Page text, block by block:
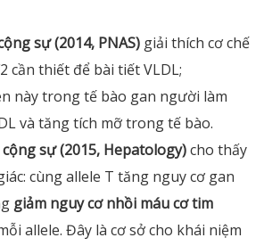
sự (2014, PNAS) giải thích cơ chế
cần thiết để bài tiết VLDL;
này trong tế bào gan người làm
và tăng tích mỡ trong tế bào.
sự (2015, Hepatology)cho thấy
cùng allele T tăng nguy cơ gan
giảm nguy cơ nhồi máu cơ tim
allele. Đây là cơ sở cho khái niệm